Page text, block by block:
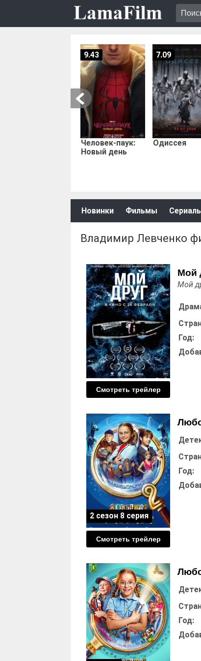
Человек-паук:
Новый день
9.43
Одиссея
7.09
Новинки Фильмы
Владимир Левченко
Мой
Смотреть трейлер
Мой
Год:
Смотреть трейлер
Год:
2 сезон 8 серия
Год: